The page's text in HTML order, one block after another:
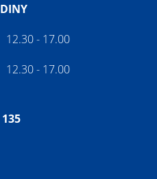
- 17.00
- 17.00